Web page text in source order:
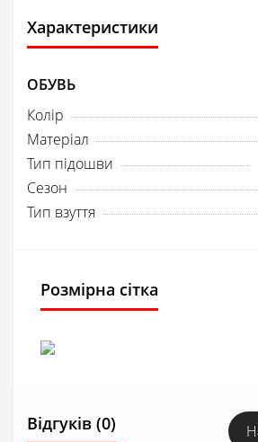
Характеристики
ОБУВЬ
Колір
Матеріал
Тип підошви
Сезон
Тип взуття
Розмірна сітка
Відгуків (0)